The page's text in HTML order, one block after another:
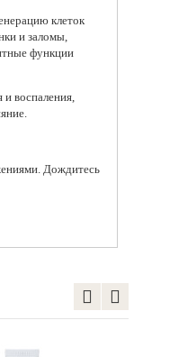
клеток
и заломы,
функции
и воспаления,
Дождитесь